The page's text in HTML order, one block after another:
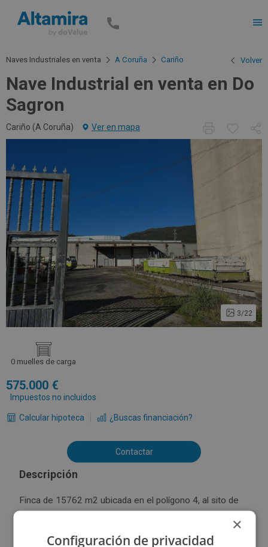
Naves Industriales en venta A Coruña Cariño Volver
Nave Industrial en venta en Do
Sagron
Cariño (A Coruña) Ver en mapa
3/22
0 muelles de carga
575.000
Impuestos no incluidos
Calcular hipoteca ¿Buscas financiación?
Contactar
Descripción
Finca de 15762 m2 ubicada en el polígono 4, al sito de
Leiras, en el Lugar de Murela . Al que se accede a través
×
Configuración de privacidad